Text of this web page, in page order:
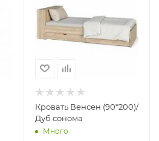
Кровать Венсен (90*200)/
Дуб сонома
Много